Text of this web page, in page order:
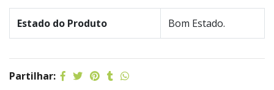
Estado do Produto Bom Estado.
Partilhar: